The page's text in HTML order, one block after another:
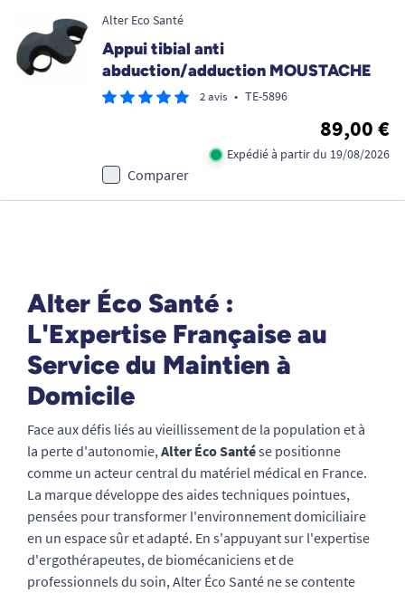
Alter Eco Santé
Appui tibial anti
abduction/adduction MOUSTACHE
2 avis • TE-5896
89,00 €
Expédié à partir du 19/08/2026
Comparer
Alter Éco Santé :
L'Expertise Française au
Service du Maintien à
Domicile
Face aux défis liés au vieillissement de la population et à
la perte d'autonomie,Alter Éco Santése positionne
comme un acteur central du matériel médical en France.
La marque développe des aides techniques pointues,
pensées pour transformer l'environnement domiciliaire
en un espace sûr et adapté. En s'appuyant sur l'expertise
d'ergothérapeutes, de biomécaniciens et de
professionnels du soin, Alter Éco Santé ne se contente